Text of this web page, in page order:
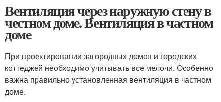
Вентиляция через наружную стену в
честном доме. Вентиляция в частном
доме
При проектировании загородных домов и городских
коттеджей необходимо учитывать все мелочи. Особенно
важна правильно установленная вентиляция в частном
доме.